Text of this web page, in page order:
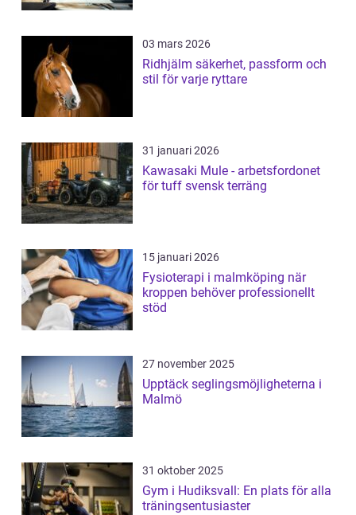
03 mars 2026
Ridhjälm säkerhet, passform och
stil för varje ryttare
31 januari 2026
Kawasaki Mule - arbetsfordonet
för tuff svensk terräng
15 januari 2026
Fysioterapi i malmköping när
kroppen behöver professionellt
stöd
27 november 2025
Upptäck seglingsmöjligheterna i
Malmö
31 oktober 2025
Gym i Hudiksvall: En plats för alla
träningsentusiaster